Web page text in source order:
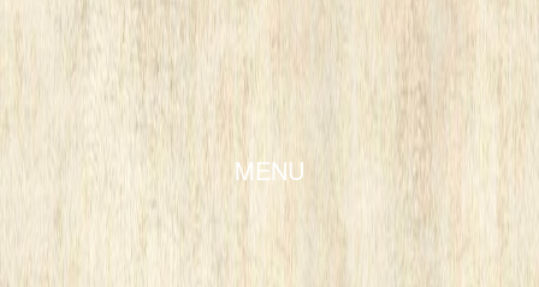
MENU
SKIP TO CONTENT